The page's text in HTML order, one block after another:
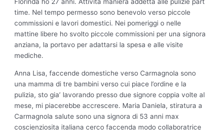
time. Nel tempo permesso sono benevolo verso piccole
commissioni e lavori domestici. Nei pomeriggi o nelle
mattine libere ho svolto piccole commissioni per una signora
anziana, la portavo per adattarsi la spesa e alle visite
mediche.
Anna Lisa, faccende domestiche verso Carmagnola sono
una mamma di tre bambini verso cui piace l’ordine e la
pulizia, sto gia’ lavorando presso due signore coppia volte al
mese, mi piacerebbe accrescere. Maria Daniela, stiratura a
Carmagnola salute sono una signora di 53 anni max
coscienziosita italiana cerco faccenda modo collaboratrice